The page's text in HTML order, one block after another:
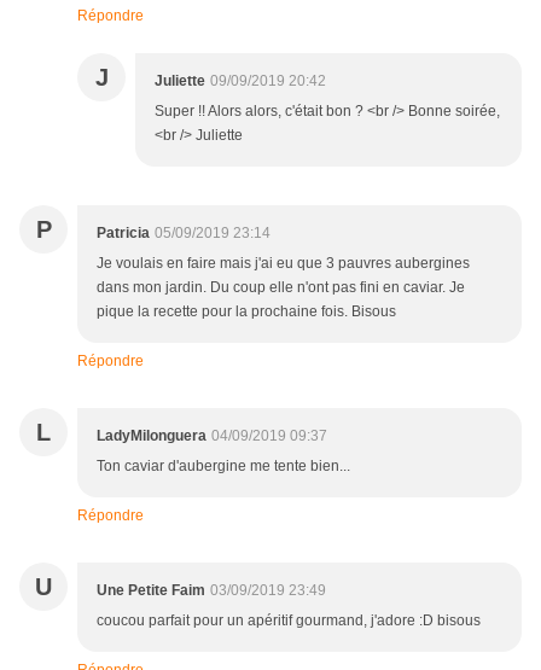
Répondre
J Juliette 09/09/2019 20:42
Super !! Alors alors, c'était bon ? <br /> Bonne soirée,
<br /> Juliette
P Patricia 05/09/2019 23:14
Je voulais en faire mais j'ai eu que 3 pauvres aubergines
dans mon jardin. Du coup elle n'ont pas fini en caviar. Je
pique la recette pour la prochaine fois. Bisous
Répondre
L LadyMilonguera 04/09/2019 09:37
Ton caviar d'aubergine me tente bien...
Répondre
U Une Petite Faim 03/09/2019 23:49
coucou parfait pour un apéritif gourmand, j'adore :D bisous